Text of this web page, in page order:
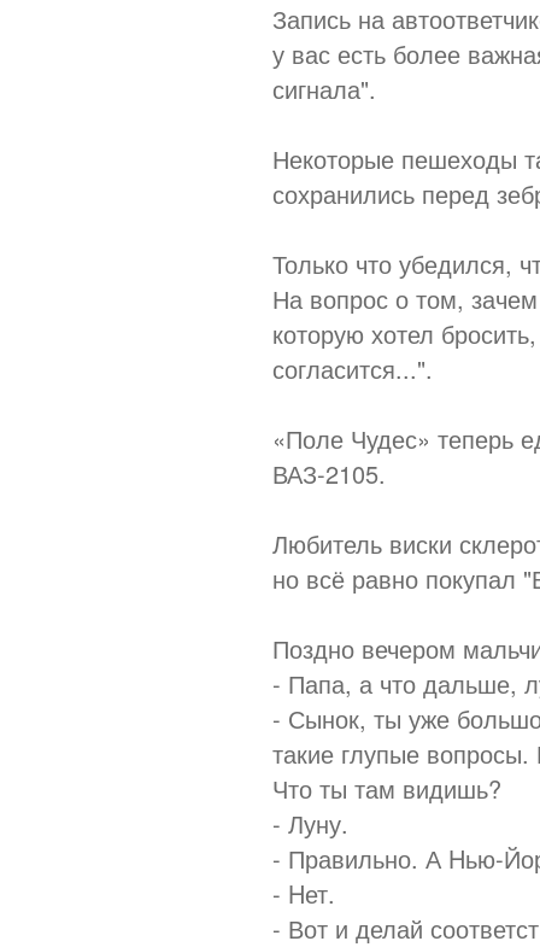
Запись на
у вас есть более
сигнала".
Некоторые пешеходы
сохранились перед
Только что убедился,
На вопрос о том,
которую хотел
согласится...".
«Поле Чудес» теперь
ВАЗ-2105.
Любитель виски
но всё равно покупал
Поздно вечером
- Папа, а что дальше,
- Сынок, ты уже
такие глупые
Что ты там видишь?
- Луну.
- Правильно. А Hью-
- Hет.
- Вот и делай